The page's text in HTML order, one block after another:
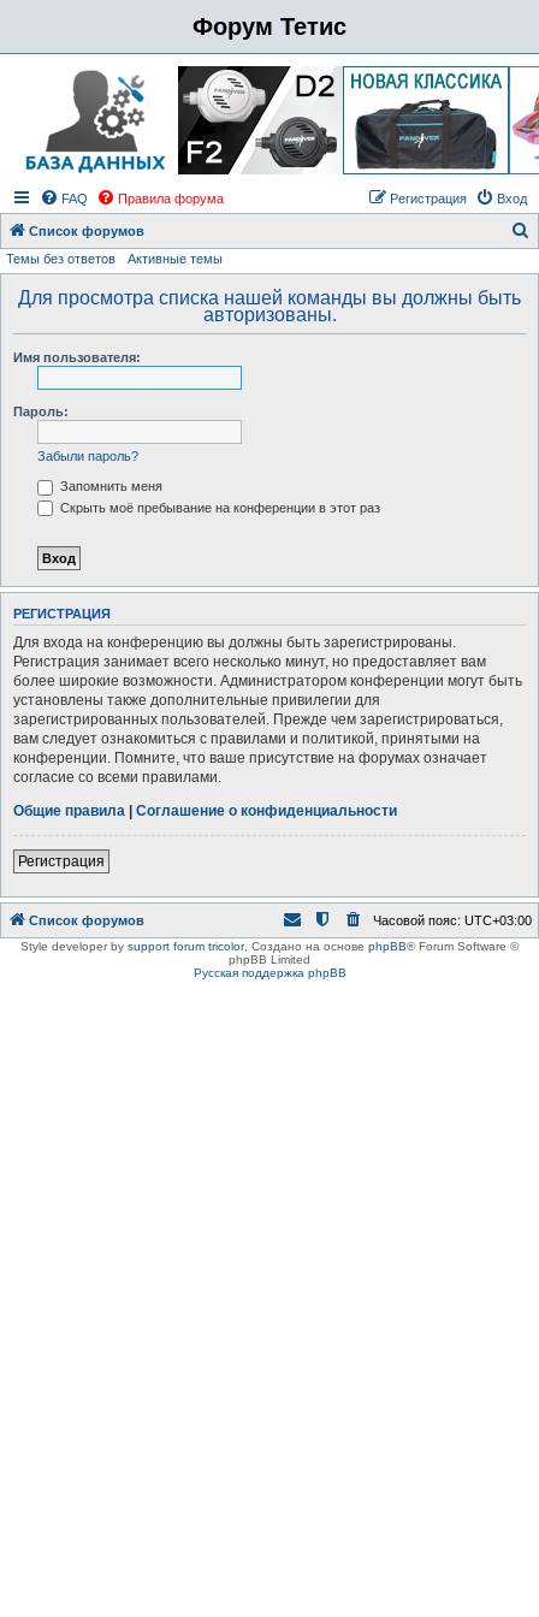
Форум Тетис
FAQ Правила форума Вход
Регистрация
Список форумов
Темы без ответов Активные темы
Для просмотра списка нашей команды вы должны быть
авторизованы.
Имя пользователя:
Пароль:
Забыли пароль?
Запомнить меня
Скрыть моё пребывание на конференции в этот раз
РЕГИСТРАЦИЯ
Для входа на конференцию вы должны быть зарегистрированы.
Регистрация занимает всего несколько минут, но предоставляет вам
более широкие возможности. Администратором конференции могут быть
установлены также дополнительные привилегии для
зарегистрированных пользователей. Прежде чем зарегистрироваться,
вам следует ознакомиться с правилами и политикой, принятыми на
конференции. Помните, что ваше присутствие на форумах означает
согласие со всеми правилами.
Общие правила | Соглашение о конфиденциальности
Регистрация
Список форумов Часовой пояс: UTC+03:00
Style developer by support forum tricolor, Создано на основе phpBB® Forum Software ©
phpBB Limited
Русская поддержка phpBB